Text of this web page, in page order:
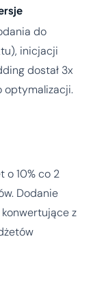
do
inicjacji
dostał 3x
optymalizacji.
o 10% co 2
Dodanie
z